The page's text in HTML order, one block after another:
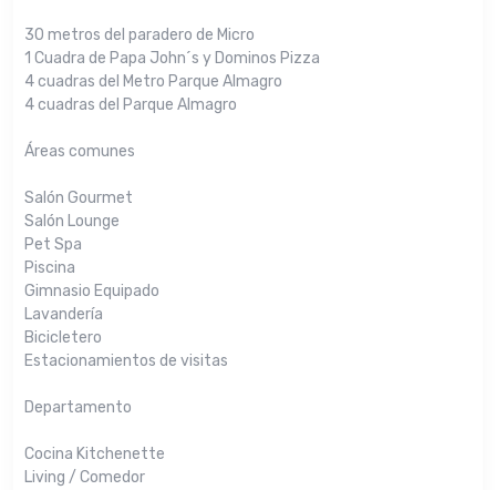
30 metros del paradero de Micro
1 Cuadra de Papa John´s y Dominos Pizza
4 cuadras del Metro Parque Almagro
4 cuadras del Parque Almagro
Áreas comunes
Salón Gourmet
Salón Lounge
Pet Spa
Piscina
Gimnasio Equipado
Lavandería
Bicicletero
Estacionamientos de visitas
Departamento
Cocina Kitchenette
Living / Comedor